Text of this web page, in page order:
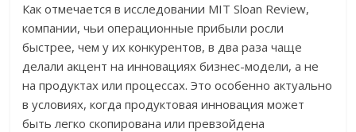
Как отмечается в исследовании MIT Sloan Review,
компании, чьи операционные прибыли росли
быстрее, чем у их конкурентов, в два раза чаще
делали акцент на инновациях бизнес-модели, а не
на продуктах или процессах. Это особенно актуально
в условиях, когда продуктовая инновация может
быть легко скопирована или превзойдена